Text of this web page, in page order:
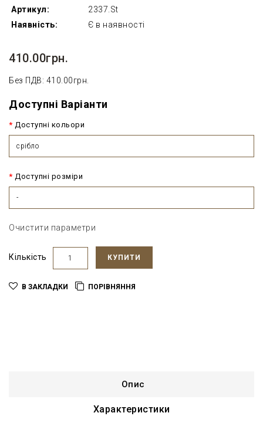
Артикул:
2337.St
Наявність:
Є в наявності
410.00грн.
Без ПДВ: 410.00грн.
Доступні Варіанти
Доступні кольори
срібло
Доступні розміри
-
Очистити параметри
Кількість КУПИТИ
В ЗАКЛАДКИ ПОРІВНЯННЯ
Опис
Характеристики